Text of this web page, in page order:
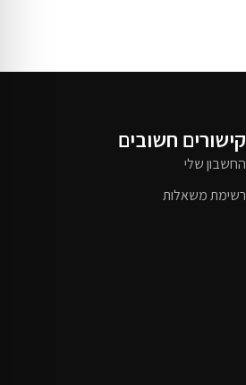
קישורים חשובים
החשבון שלי
רשימת משאלות